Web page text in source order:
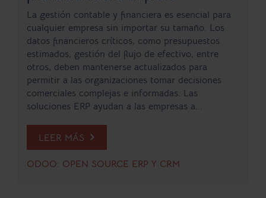
La gestión contable y financiera es esencial para
cualquier empresa sin importar su tamaño. Los
datos financieros críticos, como presupuestos
estimados, gestión del flujo de efectivo, entre
otros, deben mantenerse actualizados para
permitir a las organizaciones tomar decisiones
comerciales complejas e informadas. Las
soluciones ERP ayudan a las empresas a...
LEER MÁS
ODOO: OPEN SOURCE ERP Y CRM